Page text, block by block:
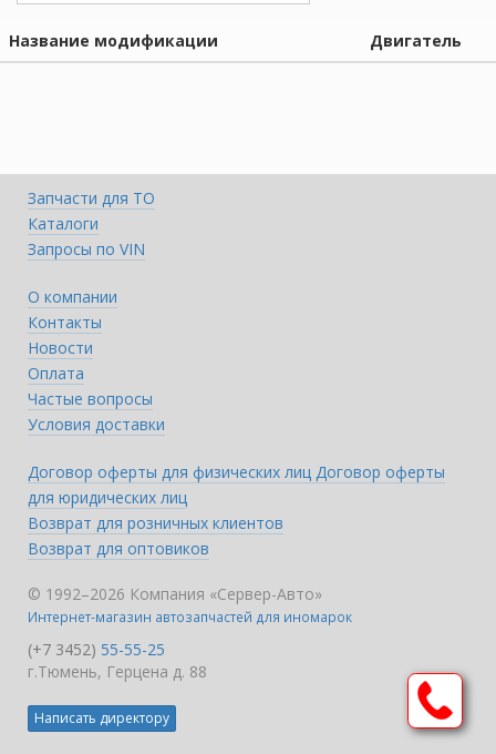
Название модификации Двигатель
Запчасти для ТО
Каталоги
Запросы по VIN
О компании
Контакты
Новости
Оплата
Частые вопросы
Условия доставки
Договор оферты для физических лиц Договор оферты
для юридических лиц
Возврат для розничных клиентов
Возврат для оптовиков
© 1992–2026 Компания «Сервер-Авто»
Интернет-магазин автозапчастей для иномарок
(+7 3452) 55-55-25
г.Тюмень, Герцена д. 88
Написать директору